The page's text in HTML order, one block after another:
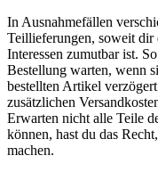
In Ausnahmefällen
Teillieferungen, soweit dir
Interessen zumutbar ist.
Bestellung warten, wenn
bestellten Artikel
zusätzlichen
Erwarten nicht alle Teile
können, hast du das
machen.